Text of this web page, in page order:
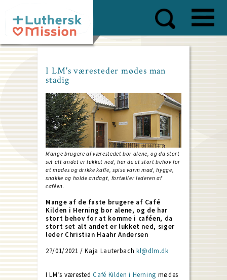
main
content
I LM's væresteder mødes man
stadig
Mange brugere af værestedet bor alene, og da stort
set alt andet er lukket ned, har de et stort behov for
at mødes og drikke kaffe, spise varm mad, hygge,
snakke og holde andagt, fortæller lederen af
caféen.
Mange af de faste brugere af Café
Kilden i Herning bor alene, og de har
stort behov for at komme i caféen, da
stort set alt andet er lukket ned, siger
leder Christian Haahr Andersen
27/01/2021 / Kaja Lauterbach kl@dlm.dk
I LM’s værestedCafé Kilden i Herning mødes